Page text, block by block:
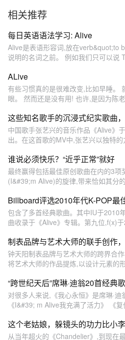
相关推荐
每日英语语法学习: Alive
Alive是表语形容词,放在verb&quot;to
说明的名词之前。 例如我们只可以说
ALive
有些习惯真的是很难改变,比如早睡。
眼。 然而还是没有用! 也许,是因为陈
这些知名歌手的沉浸式纪实歌曲
中国歌手张艺兴的音乐作品《Alive》
出。在这首歌的MV中,张艺兴以独特
谁说必须快乐？“近乎正常”就好
最终赢得包括最佳原创歌曲在内的3项
(I&#39;m Alive)的旋律,带来恰如其
Billboard评选2010年代K-POP最
包含了多首经典歌曲。其中IU于2010
曲收录于《Alive》专辑。第九位,f(x)
制表品牌与艺术大师的联手创作
钟天阳制表品牌与艺术大师的跨界合
将艺术大师的作品提炼,以设计元素的
“跨世纪天后”席琳·迪翁20首经典
对很多人来说,《我心永恒》是席琳·
《I&#39; m Alive我充满了活力》 《
这个老姑娘，躲镜头的功力比小李
从当年超火的《Chandelier》,到现在